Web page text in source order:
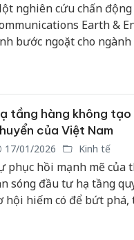
nghiên cứu chấn
Earth &
bước ngoặt cho
cắt giảm tới một nửa
số lượng chuyến bay
tầng hàng không
của Việt Nam
17/01/2026 Kinh tế
phục hồi mạnh mẽ của
sóng đầu tư hạ tầng
hội hiếm có để bứt